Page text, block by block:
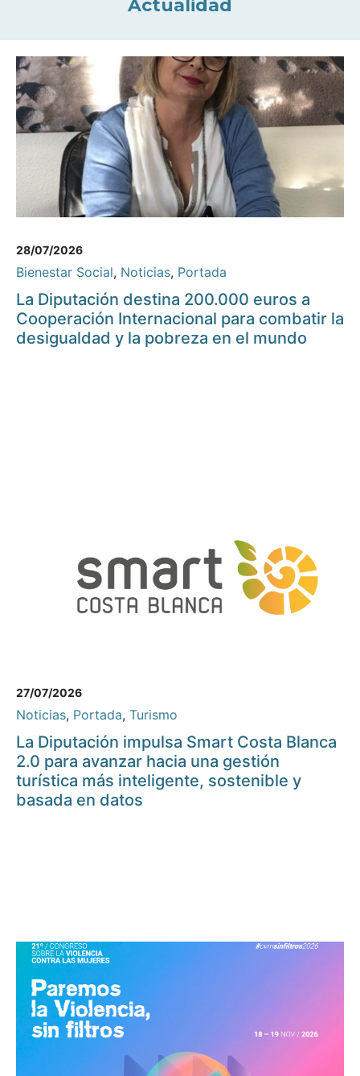
Actualidad
28/07/2026
Bienestar Social, Noticias, Portada
La Diputación destina 200.000 euros a
Cooperación Internacional para combatir la
desigualdad y la pobreza en el mundo
27/07/2026
Noticias, Portada, Turismo
La Diputación impulsa Smart Costa Blanca
2.0 para avanzar hacia una gestión
turística más inteligente, sostenible y
basada en datos